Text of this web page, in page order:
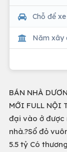
Chỗ để xe
Năm xây
BÁN NHÀ
MỚI FULL NỘI
đại vào ở được
nhà.?Sổ đỏ
5.5 tỷ Có